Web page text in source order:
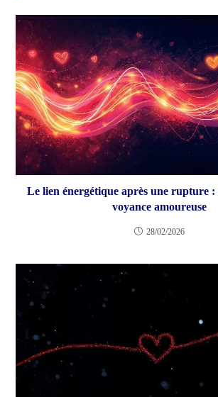
Le lien énergétique après une rupture :
voyance amoureuse
28/02/2026